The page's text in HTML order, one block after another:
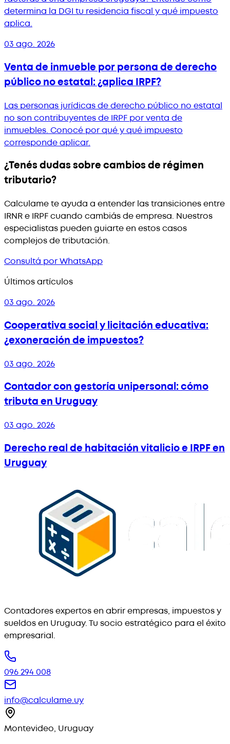
determina la DGI tu residencia fiscal y qué impuesto
aplica.
03 ago. 2026
Venta de inmueble por persona de derecho
público no estatal: ¿aplica IRPF?
Las personas jurídicas de derecho público no estatal
no son contribuyentes de IRPF por venta de
inmuebles. Conocé por qué y qué impuesto
corresponde aplicar.
¿Tenés dudas sobre cambios de régimen
tributario?
Calculame te ayuda a entender las transiciones entre
IRNR e IRPF cuando cambiás de empresa. Nuestros
especialistas pueden guiarte en estos casos
complejos de tributación.
Consultá por WhatsApp
Últimos artículos
03 ago. 2026
Cooperativa social y licitación educativa:
¿exoneración de impuestos?
03 ago. 2026
Contador con gestoría unipersonal: cómo
tributa en Uruguay
03 ago. 2026
Derecho real de habitación vitalicio e IRPF en
Uruguay
Contadores expertos en abrir empresas, impuestos y
sueldos en Uruguay. Tu socio estratégico para el éxito
empresarial.
096 294 008
info@calculame.uy
Montevideo, Uruguay